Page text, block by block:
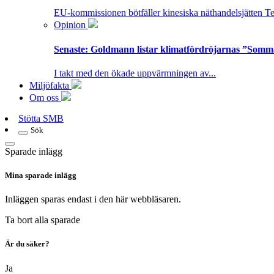
EU-kommissionen bötfäller kinesiska näthandelsjätten
Opinion
Senaste: Goldmann listar klimatfördröjarnas
I takt med den ökade uppvärmningen av...
Miljöfakta
Om oss
Stötta SMB
Sök
Sparade inlägg
Mina sparade inlägg
Inläggen sparas endast i den här webbläsaren.
Ta bort alla sparade
Är du säker?
Ja